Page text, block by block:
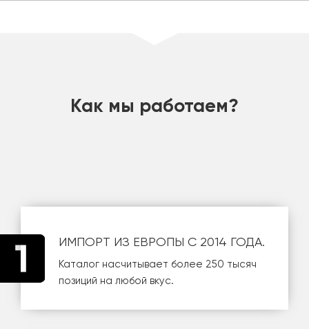
Как мы работаем?
ИМПОРТ ИЗ ЕВРОПЫ С 2014 ГОДА.
Каталог насчитывает более 250 тысяч
позиций на любой вкус.